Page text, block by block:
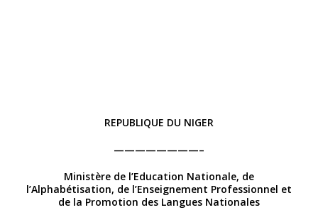
REPUBLIQUE DU NIGER
————————–
Ministère de l’Education Nationale, de
l’Alphabétisation, de l’Enseignement Professionnel et
de la Promotion des Langues Nationales